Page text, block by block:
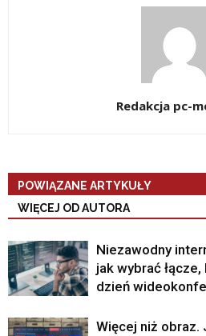
Redakcja pc-
POWIĄZANE ARTYKUŁY
WIĘCEJ OD AUTORA
Niezawodny
jak wybrać
dzień
Więcej niż obraz.